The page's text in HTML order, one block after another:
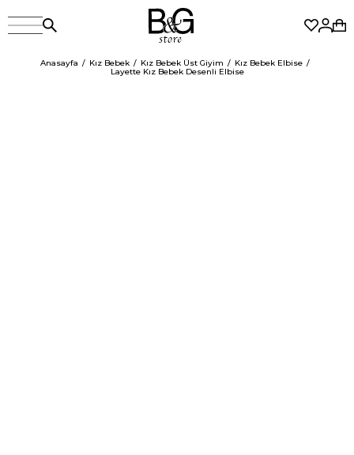
Anasayfa Kız Bebek Kız Bebek Üst Giyim
Kız Bebek Elbise
Layette Kız Bebek Desenli Elbise